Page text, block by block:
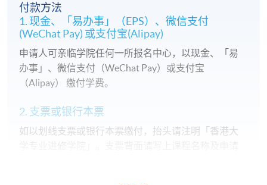
付款方法
1. 现金、「易办事」（EPS）、微信支付
(WeChat Pay) 或支付宝(Alipay)
申请人可亲临学院任何一所报名中心，以现金、「易
办事」、微信支付（WeChat Pay）或支付宝
（Alipay） 缴付学费。
2. 支票或银行本票
如以划线支票或银行本票缴付，抬头请注明「香港大